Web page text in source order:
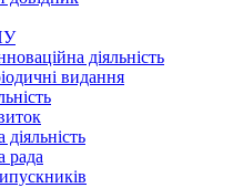
діяльність
видання
рада